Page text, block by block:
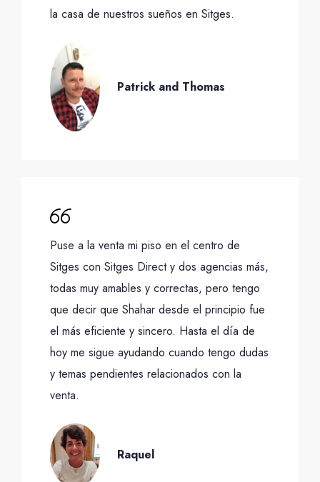
la casa de nuestros sueños en Sitges.
Patrick and Thomas
Puse a la venta mi piso en el centro de
Sitges con Sitges Direct y dos agencias más,
todas muy amables y correctas, pero tengo
que decir que Shahar desde el principio fue
el más eficiente y sincero. Hasta el día de
hoy me sigue ayudando cuando tengo dudas
y temas pendientes relacionados con la
venta.
Raquel